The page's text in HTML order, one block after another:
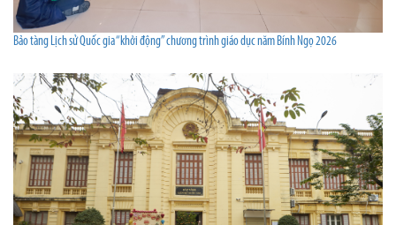
Bảo tàng Lịch sử Quốc gia “khởi động” chương trình giáo dục năm Bính Ngọ 2026